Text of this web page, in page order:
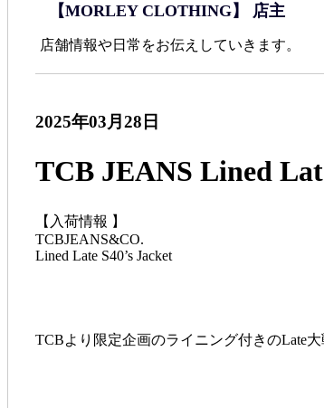
【MORLEY CLOTHING】 店主
店舗情報や日常をお伝えしていきます。
2025年03月28日
TCB JEANS Lined
【入荷情報 】
TCBJEANS&CO.
Lined Late S40’s Jacket
TCBより限定企画のライニング付きのLate大